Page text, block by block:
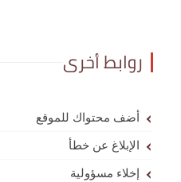
روابط أخرى
أضف محتواك للموقع
الإبلاغ عن خطأ
إخلاء مسؤولية